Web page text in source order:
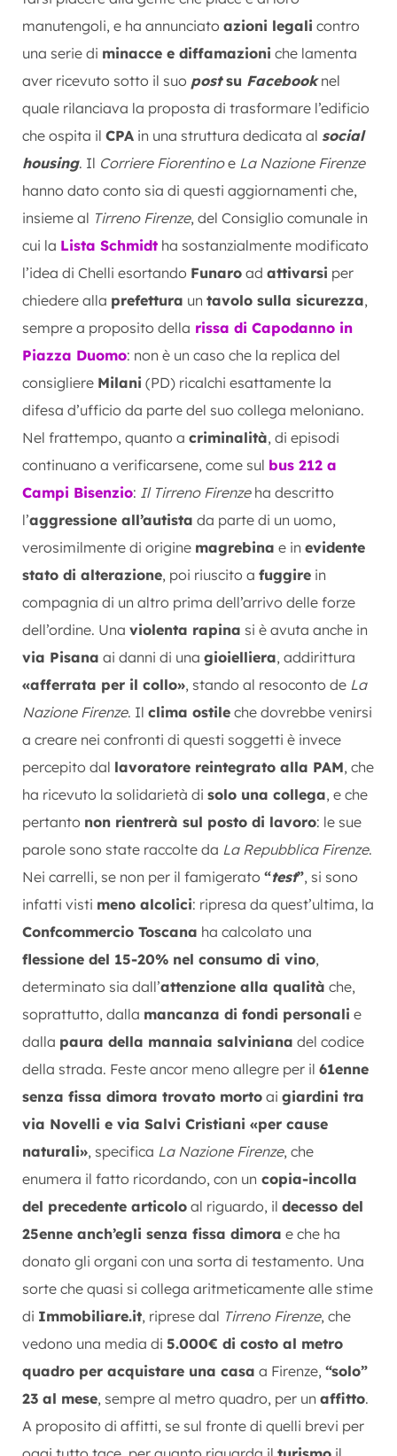
manutengoli, e ha annunciato azioni legali contro
una serie di minacce e diffamazioni che lamenta
aver ricevuto sotto il suo postsu Facebooknel
quale rilanciava la proposta di trasformare l’edificio
che ospita il CPA in una struttura dedicata al social
housing. Il Corriere Fiorentinoe La Nazione Firenze
hanno dato conto sia di questi aggiornamenti che,
insieme al Tirreno Firenze, del Consiglio comunale in
cui la Lista Schmidt ha sostanzialmente modificato
l’idea di Chelli esortando Funaro ad attivarsi per
chiedere alla prefettura un tavolo sulla sicurezza,
sempre a proposito della rissa di Capodanno in
Piazza Duomo: non è un caso che la replica del
consigliere Milani (PD) ricalchi esattamente la
difesa d’ufficio da parte del suo collega meloniano.
Nel frattempo, quanto a criminalità, di episodi
continuano a verificarsene, come sul bus 212 a
Campi Bisenzio: Il Tirreno Firenzeha descritto
l’aggressione all’autista da parte di un uomo,
verosimilmente di origine magrebina e in evidente
stato di alterazione, poi riuscito a fuggire in
compagnia di un altro prima dell’arrivo delle forze
dell’ordine. Una violenta rapina si è avuta anche in
via Pisana ai danni di una gioielliera, addirittura
«afferrata per il collo», stando al resoconto de La
Nazione Firenze. Il clima ostile che dovrebbe venirsi
a creare nei confronti di questi soggetti è invece
percepito dal lavoratore reintegrato alla PAM, che
ha ricevuto la solidarietà di solo una collega, e che
pertanto non rientrerà sul posto di lavoro: le sue
parole sono state raccolte da La Repubblica Firenze.
Nei carrelli, se non per il famigerato “test”, si sono
infatti visti meno alcolici: ripresa da quest’ultima, la
Confcommercio Toscana ha calcolato una
flessione del 15-20% nel consumo di vino,
determinato sia dall’attenzione alla qualità che,
soprattutto, dalla mancanza di fondi personali e
dalla paura della mannaia salviniana del codice
della strada. Feste ancor meno allegre per il 61enne
senza fissa dimora trovato morto ai giardini tra
via Novelli e via Salvi Cristiani «per cause
naturali», specifica La Nazione Firenze, che
enumera il fatto ricordando, con un copia-incolla
del precedente articolo al riguardo, il decesso del
25enne anch’egli senza fissa dimora e che ha
donato gli organi con una sorta di testamento. Una
sorte che quasi si collega aritmeticamente alle stime
di Immobiliare.it, riprese dal Tirreno Firenze, che
vedono una media di 5.000€ di costo al metro
quadro per acquistare una casa a Firenze, “solo”
23 al mese, sempre al metro quadro, per un affitto.
A proposito di affitti, se sul fronte di quelli brevi per